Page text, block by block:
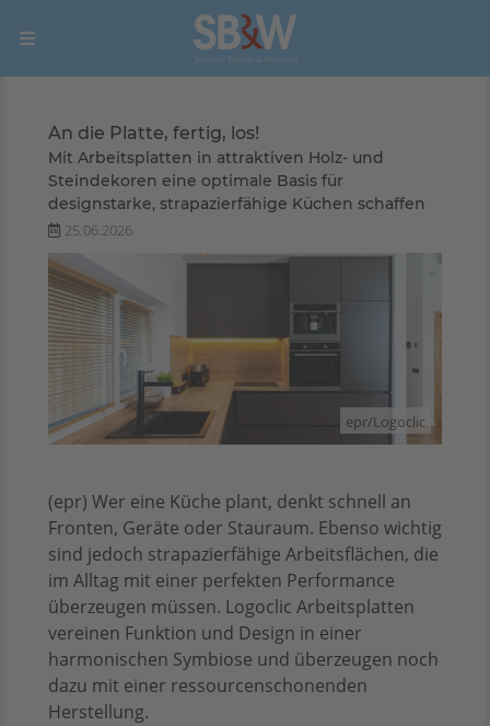
An die Platte, fertig, los!
Mit Arbeitsplatten in attraktiven Holz- und
Steindekoren eine optimale Basis für
designstarke, strapazierfähige Küchen schaffen
25.06.2026
epr/Logoclic
(epr) Wer eine Küche plant, denkt schnell an
Fronten, Geräte oder Stauraum. Ebenso wichtig
sind jedoch strapazierfähige Arbeitsflächen, die
im Alltag mit einer perfekten Performance
überzeugen müssen. Logoclic Arbeitsplatten
vereinen Funktion und Design in einer
harmonischen Symbiose und überzeugen noch
dazu mit einer ressourcenschonenden
Herstellung.